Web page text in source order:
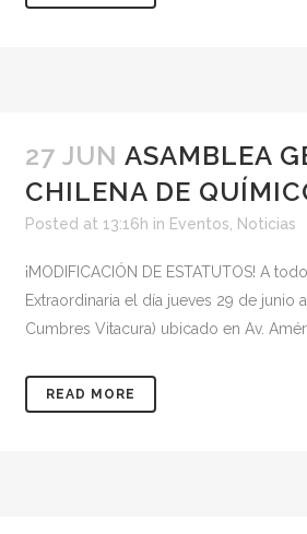
27 JUN ASAMBLEA
CHILENA DE
Posted at 13:16h in Eventos, Noticias
¡MODIFICACIÓN DE ESTATUTOS! A
Extraordinaria el día jueves 29 de
Cumbres Vitacura) ubicado en Av.
READ MORE